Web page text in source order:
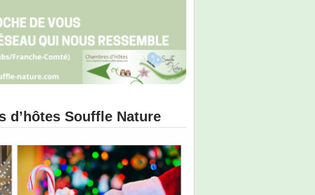
d’hôtes Souffle Nature